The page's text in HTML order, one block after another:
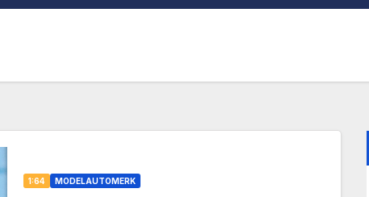
1:64 MODELAUTOMERK